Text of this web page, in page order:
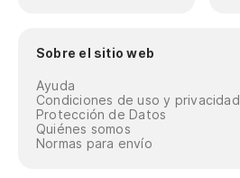
Sobre el sitio web
Ayuda
Condiciones de uso y privacidad
Protección de Datos
Quiénes somos
Normas para envío